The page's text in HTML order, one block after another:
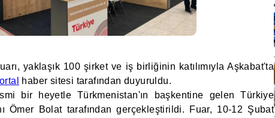
yaklaşık 100 şirket ve iş birliğinin katılımıyla Aşkabat'ta
haber sitesi tarafından duyuruldu.
bir heyetle Türkmenistan'ın başkentine gelen Türkiye
Ömer Bolat tarafından gerçekleştirildi. Fuar, 10-12 Şubat